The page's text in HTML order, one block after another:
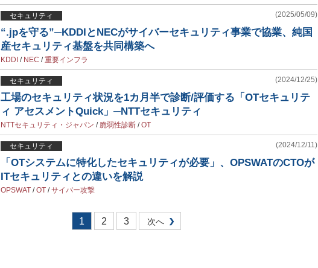
セキュリティ (2025/05/09)
“.jpを守る”─KDDIとNECがサイバーセキュリティ事業で協業、純国
産セキュリティ基盤を共同構築へ
KDDI / NEC /重要インフラ
セキュリティ (2024/12/25)
工場のセキュリティ状況を1カ月半で診断/評価する「OTセキュリテ
ィ アセスメントQuick」─NTTセキュリティ
NTTセキュリティ・ジャパン / 脆弱性診断 /OT
セキュリティ (2024/12/11)
「OTシステムに特化したセキュリティが必要」、OPSWATのCTOが
ITセキュリティとの違いを解説
OPSWAT /OT /サイバー攻撃
1 2 3 次へ